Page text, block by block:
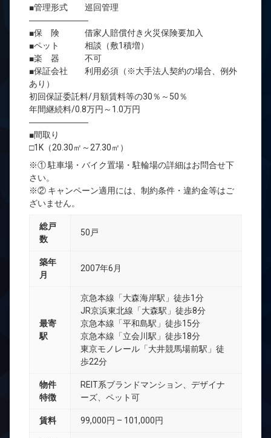
■管理形式 巡回管理
―――――――
■保 険 借家人賠償付き火災保険要加入
■ペット 相談（敷1積増）
■楽 器 不可
■保証会社 利用必須（※大手法人契約の場合、例外
あり）
初回保証委託料/月額賃料等の30％～50％
年間継続料/0.8万円～1.0万円
―――――――
■間取り
□1K（20.30㎡～27.30㎡）
※① 駐車場・バイク置場・駐輪場の詳細はお問合せ下
さい。
※② キャンペーン適用には、制約条件・違約金等はご
ざいません。
総戸
数
50戸
築年
月
2007年6月
最寄
駅
京急本線「大森海岸駅」徒歩1分
JR京浜東北線「大森駅」徒歩8分
京急本線「平和島駅」徒歩15分
京急本線「立会川駅」徒歩18分
東京モノレール「大井競馬場前駅」徒
歩22分
物件
特徴
REIT系ブランドマンション、デザイナ
ーズ、ペット可
賃料 99,000円 – 101,000円